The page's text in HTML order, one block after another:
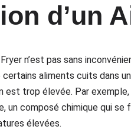
d’un
n’est pas sans
aliments cuits dans
trop élevée. Par exemple,
un composé chimique qui se
élevées.